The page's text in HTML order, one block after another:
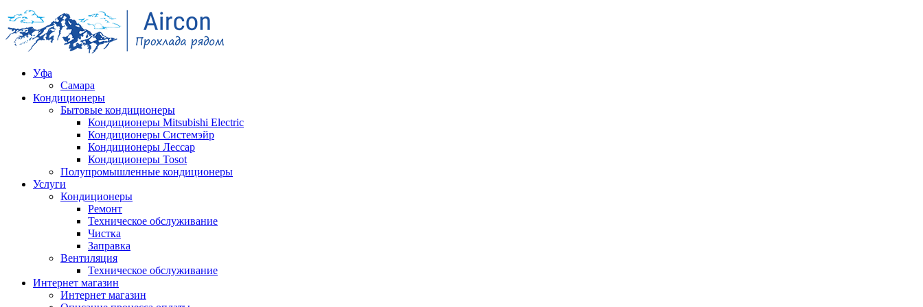
Уфа
Самара
Кондиционеры
Бытовые кондиционеры
Кондиционеры Mitsubishi Electric
Кондиционеры Системэйр
Кондиционеры Лессар
Кондиционеры Tosot
Полупромышленные кондиционеры
Услуги
Кондиционеры
Ремонт
Техническое обслуживание
Чистка
Заправка
Вентиляция
Техническое обслуживание
Интернет магазин
Интернет магазин